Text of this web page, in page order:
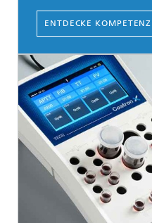
ENTDECKE KOMPETENZ